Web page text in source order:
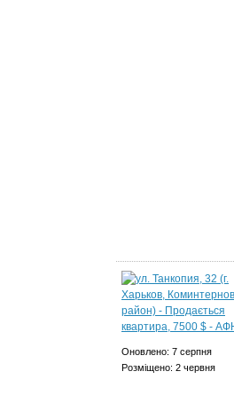
Оновлено: 7 серпня
Розміщено: 2 червня